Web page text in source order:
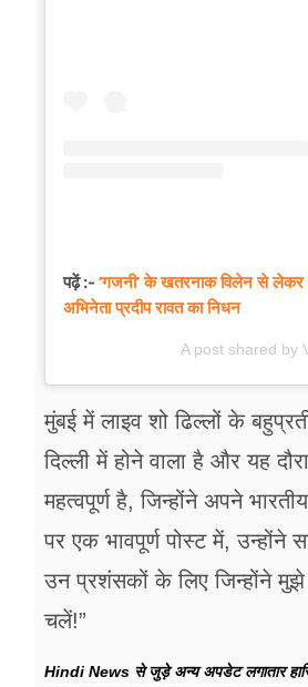
पढ़ें :- ‘गजनी’ के खतरनाक विलेन से लेकर
अभिनेता प्रदीप रावत का निधन
A post shared by
मुंबई में लाइव शो ढिल्लों के
दिल्ली में होने वाला है और यह
महत्वपूर्ण है, जिन्होंने अपने
पर एक भावपूर्ण पोस्ट में,
उन प्रशंसकों के लिए जिन्होंने
चलें!”
Hindi News से जुड़े अन्य अपडेट लगातार